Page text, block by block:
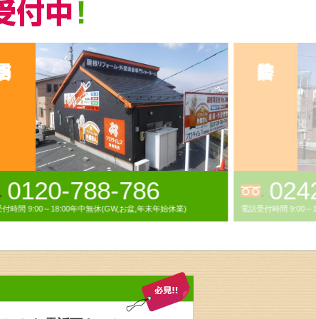
0242-93-9254
電話受付時間 9:00～18:00（年末年始・GW・お盆除く） 電話